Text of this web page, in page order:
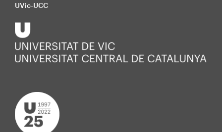
UVic-UCC